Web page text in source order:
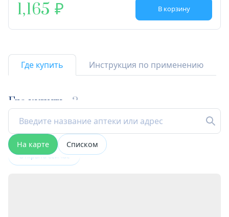
1,165 В корзину
Где купить Инструкция по применению
Где купить 2
На карте Списком
Открыта сейчас